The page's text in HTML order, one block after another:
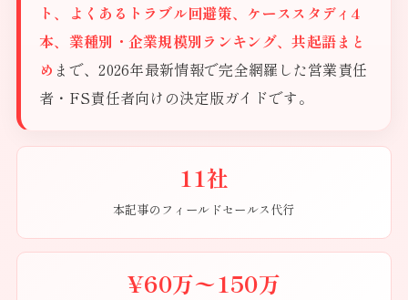
ト、よくあるトラブル回避策、ケーススタディ4
本、業種別・企業規模別ランキング、共起語まと
め まで、2026年最新情報で完全網羅した営業責任
者・FS責任者向けの決定版ガイドです。
11社
本記事のフィールドセールス代行
¥60万〜150万